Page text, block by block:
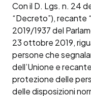
Con il D. Lgs. n. 24
“Decreto”), recante
2019/1937 del
23 ottobre 2019,
persone che
dell’Unione e
protezione delle
delle disposizioni